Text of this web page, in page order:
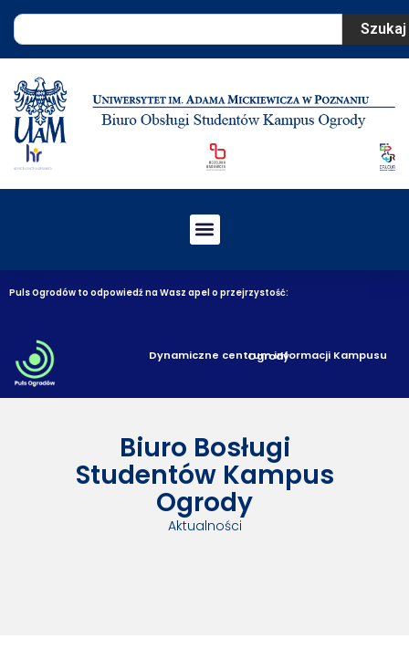
Szukaj
Puls Ogrodów to odpowiedź na Wasz apel o przejrzystość:
Dynamiczne centrum informacji Kampusu Ogrody
Biuro Bosługi
Studentów Kampus
Ogrody
Aktualności